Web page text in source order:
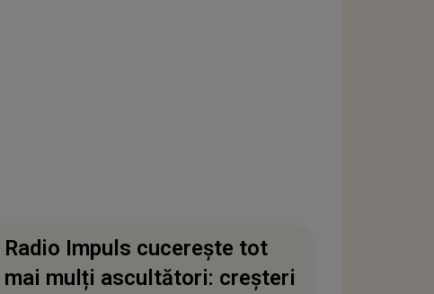
Radio Impuls cucerește tot
mai mulți ascultători: creșteri